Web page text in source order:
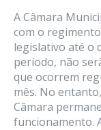
A Câmara
com o
legislativo até o
período, não
que ocorrem
mês. No
Câmara
funcionamento.